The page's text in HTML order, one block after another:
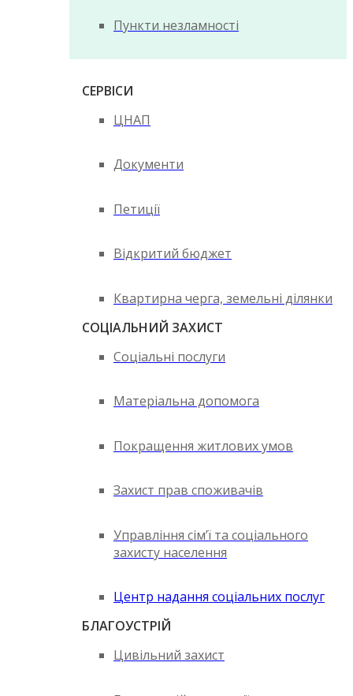
Пункти незламності
СЕРВІСИ
ЦНАП
Документи
Петиції
Відкритий бюджет
Квартирна черга, земельні ділянки
СОЦІАЛЬНИЙ ЗАХИСТ
Соціальні послуги
Матеріальна допомога
Покращення житлових умов
Захист прав споживачів
Управління сім’ї та соціального
захисту населення
Центр надання соціальних послуг
БЛАГОУСТРІЙ
Цивільний захист